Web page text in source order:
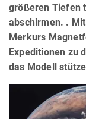
größeren Tiefen
abschirmen. .
Merkurs
Expeditionen zu
das Modell